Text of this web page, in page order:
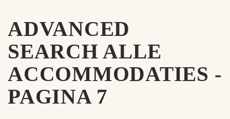
ADVANCED
SEARCH ALLE
ACCOMMODATIES -
PAGINA 7